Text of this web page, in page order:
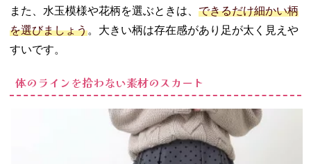
また、水玉模様や花柄を選ぶときは、 できるだけ細かい柄
を選びましょう。大きい柄は存在感があり足が太く見えや
すいです。
体のラインを拾わない素材のスカート